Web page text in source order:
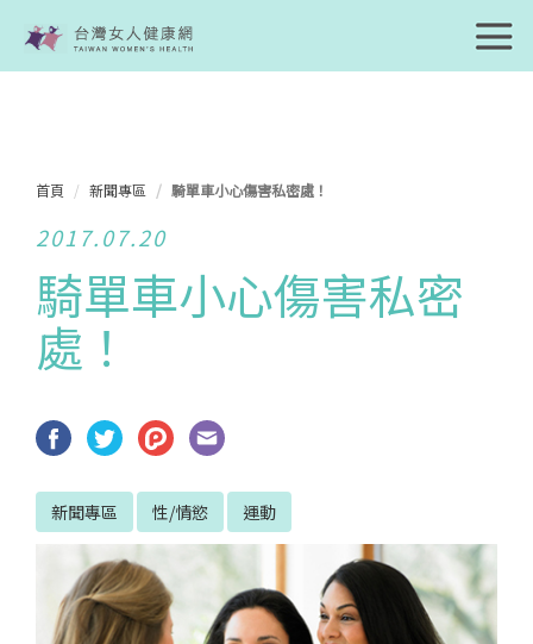
首頁 新聞專區 騎單車小心傷害私密處！
2017.07.20
騎單車小心傷害私密
處！
新聞專區 性/情慾 運動